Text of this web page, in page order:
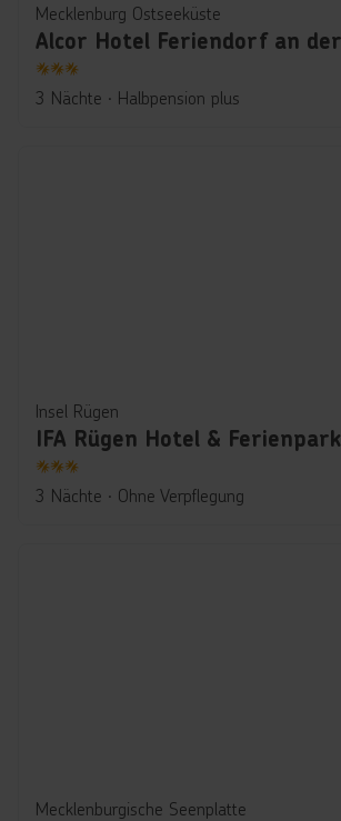
Mecklenburg Ostseeküste
3
3 Nächte ∙ Halbpension plus
Insel Rügen
IFA Rügen Hotel & Ferienpark
3
3 Nächte ∙ Ohne Verpflegung
Mecklenburgische Seenplatte